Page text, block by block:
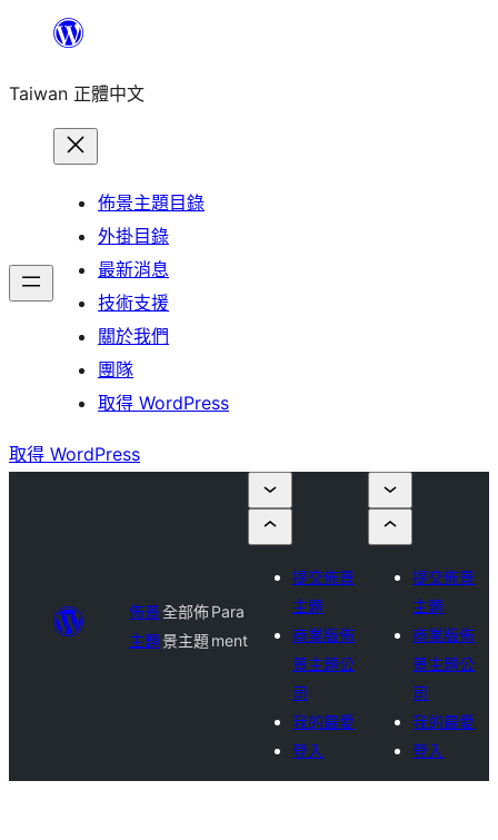
主
Taiwan 正體中文
佈景主題目錄
外掛目錄
最新消息
技術支援
關於我們
團隊
取得 WordPress
取得 WordPress
佈景
主題
全部佈
景主題
Para
ment
提交佈景
主題
商業版佈
景主題公
司
我的最愛
登入
提交佈景
主題
商業版佈
景主題公
司
我的最愛
登入